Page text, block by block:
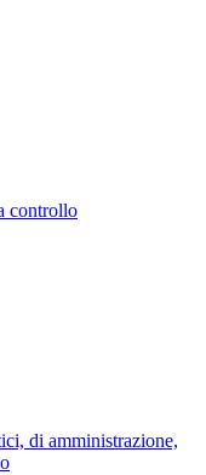
controllo
di amministrazione,